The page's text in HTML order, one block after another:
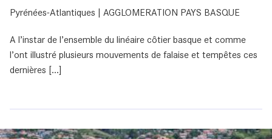
Pyrénées-Atlantiques | AGGLOMERATION PAYS BASQUE
A l’instar de l’ensemble du linéaire côtier basque et comme
l’ont illustré plusieurs mouvements de falaise et tempêtes ces
dernières [...]